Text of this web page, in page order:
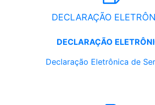
DECLARAÇÃO
DECLARAÇÃO
Declaração Eletrônica de